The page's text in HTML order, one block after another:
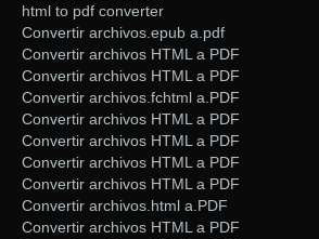
html to pdf converter
Convertir archivos.epub a.pdf
Convertir archivos HTML a PDF
Convertir archivos HTML a PDF
Convertir archivos.fchtml a.PDF
Convertir archivos HTML a PDF
Convertir archivos HTML a PDF
Convertir archivos HTML a PDF
Convertir archivos HTML a PDF
Convertir archivos.html a.PDF
Convertir archivos HTML a PDF